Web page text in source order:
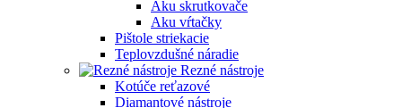
Aku skrutkovače
Aku vŕtačky
Pištole striekacie
Teplovzdušné náradie
Rezné nástroje
Kotúče reťazové
Diamantové nástroje